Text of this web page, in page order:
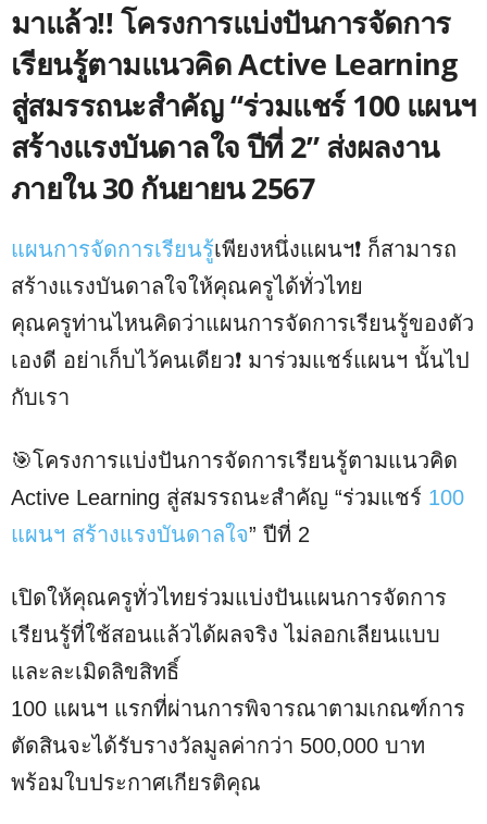
มาแล้ว!! โครงการแบ่งปันการจัดการ
เรียนรู้ตามแนวคิด Active Learning
สู่สมรรถนะสำคัญ “ร่วมแชร์ 100 แผนฯ
สร้างแรงบันดาลใจ ปีที่ 2” ส่งผลงาน
ภายใน 30 กันยายน 2567
แผนการจัดการเรียนรู้เพียงหนึ่งแผนฯ❗ ก็สามารถ
สร้างแรงบันดาลใจให้คุณครูได้ทั่วไทย
คุณครูท่านไหนคิดว่าแผนการจัดการเรียนรู้ของตัว
เองดี อย่าเก็บไว้คนเดียว❗ มาร่วมแชร์แผนฯ นั้นไป
กับเรา
🎯โครงการแบ่งปันการจัดการเรียนรู้ตามแนวคิด
Active Learning สู่สมรรถนะสำคัญ “ร่วมแชร์ 100
แผนฯ สร้างแรงบันดาลใจ” ปีที่ 2
เปิดให้คุณครูทั่วไทยร่วมแบ่งปันแผนการจัดการ
เรียนรู้ที่ใช้สอนแล้วได้ผลจริง ไม่ลอกเลียนแบบ
และละเมิดลิขสิทธิ์
100 แผนฯ แรกที่ผ่านการพิจารณาตามเกณฑ์การ
ตัดสินจะได้รับรางวัลมูลค่ากว่า 500,000 บาท
พร้อมใบประกาศเกียรติคุณ